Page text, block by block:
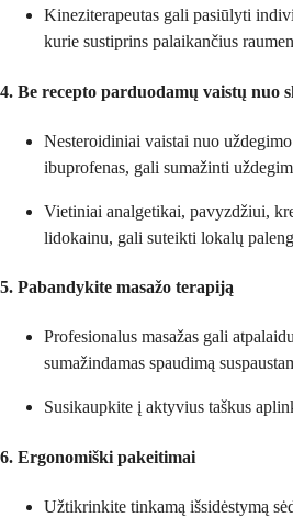
Kineziterapeutas gali pasiūlyti
kurie sustiprins palaikančius
4. Be recepto parduodamų vaistų nuo
Nesteroidiniai vaistai nuo
ibuprofenas, gali sumažinti
Vietiniai analgetikai, pavyzdžiui,
lidokainu, gali suteikti lokalų
5. Pabandykite masažo terapiją
Profesionalus masažas gali
sumažindamas spaudimą
Susikaupkite į aktyvius taškus
6. Ergonomiški pakeitimai
Užtikrinkite tinkamą išsidėstymą